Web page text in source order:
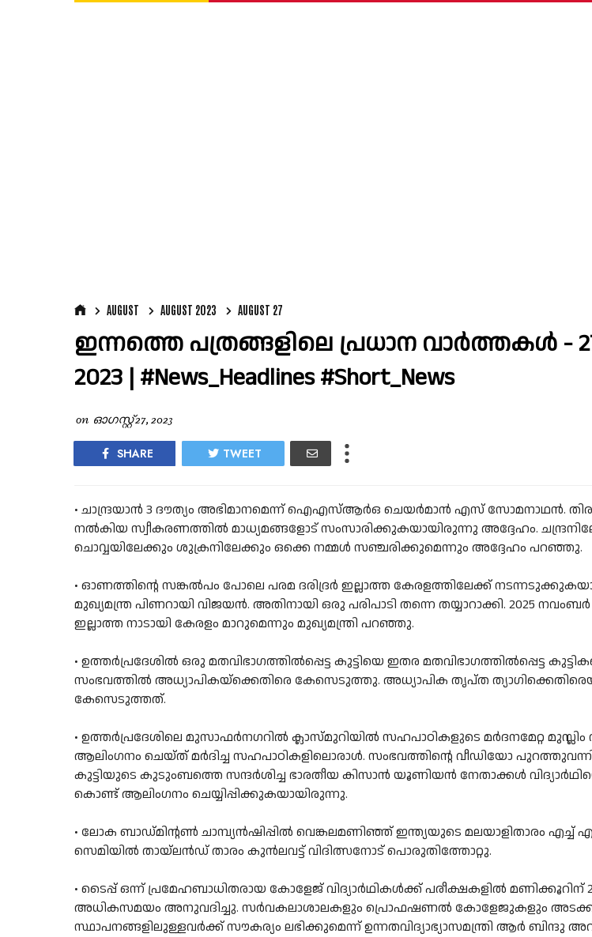
AUGUST AUGUST 2023 AUGUST 27
ഇന്നത്തെ പത്രങ്ങളിലെ പ്രധാന വാർത്തകൾ -
2023 | #News_Headlines #Short_News
on ഓഗസ്റ്റ് 27, 2023
SHARE TWEET
• ചാന്ദ്രയാന്‍ 3 ദൗത്യം അഭിമാനമെന്ന് ഐഎസ്ആര്‍ഒ ചെയര്‍മാന്‍ എസ് സോമനാഥന്‍.
നല്‍കിയ സ്വീകരണത്തില്‍ മാധ്യമങ്ങളോട് സംസാരിക്കുകയായിരുന്നു അദ്ദേഹം.
ചൊവ്വയിലേക്കും ശുക്രനിലേക്കും ഒക്കെ നമ്മള്‍ സഞ്ചരിക്കുമെന്നും അദ്ദേഹം പറഞ്ഞു.
• ഓണത്തിന്റെ സങ്കല്‍പം പോലെ പരമ ദരിദ്രര്‍ ഇല്ലാത്ത കേരളത്തിലേക്ക്
മുഖ്യമന്ത്ര പിണറായി വിജയന്‍. അതിനായി ഒരു പരിപാടി തന്നെ തയ്യാറാക്കി. 2025 നവംബര്‍
ഇല്ലാത്ത നാടായി കേരളം മാറുമെന്നും മുഖ്യമന്ത്രി പറഞ്ഞു.
• ഉത്തര്‍പ്രദേശില്‍ ഒരു മതവിഭാഗത്തില്‍പ്പെട്ട കുട്ടിയെ ഇതര മതവിഭാഗത്തില്‍പ്പെട്ട
സംഭവത്തില്‍ അധ്യാപികയ്‌ക്കെതിരെ കേസെടുത്തു. അധ്യാപിക തൃപ്ത
കേസെടുത്തത്.
• ഉത്തര്‍പ്രദേശിലെ മുസാഫര്‍നഗറില്‍ ക്ലാസ്മുറിയില്‍ സഹപാഠികളുടെ മര്‍ദനമേറ്റ മുസ്ലിം
ആലിംഗനം ചെയ്ത് മര്‍ദിച്ച സഹപാഠികളിലൊരാള്‍. സംഭവത്തിന്റെ വീഡിയോ
കുട്ടിയുടെ കുടുംബത്തെ സന്ദര്‍ശിച്ച ഭാരതീയ കിസാന്‍ യൂണിയന്‍ നേതാക്കള്‍
കൊണ്ട് ആലിംഗനം ചെയ്യിപ്പിക്കുകയായിരുന്നു.
• ലോക ബാഡ്‌മിന്റൺ ചാമ്പ്യൻഷിപ്പിൽ വെങ്കലമണിഞ്ഞ് ഇന്ത്യയുടെ മലയാളിതാരം
സെമിയിൽ തായ്‌ലൻഡ്‌ താരം കുൻലവട്ട് വിദിത്സനോട് പൊരുതിത്തോറ്റു.
• ടൈപ്പ് ഒന്ന് പ്രമേഹബാധിതരായ കോളേജ്‌ വിദ്യാർഥികൾക്ക് പരീക്ഷകളിൽ മണിക്കൂറിന് 20
അധികസമയം അനുവദിച്ചു. സർവകലാശാലകളും പ്രൊഫഷണൽ കോളേജുകളും
സ്ഥാപനങ്ങളിലുള്ളവർക്ക്‌ സൗകര്യം ലഭിക്കുമെന്ന്‌ ഉന്നതവിദ്യാഭ്യാസമന്ത്രി ആർ ബിന്ദു